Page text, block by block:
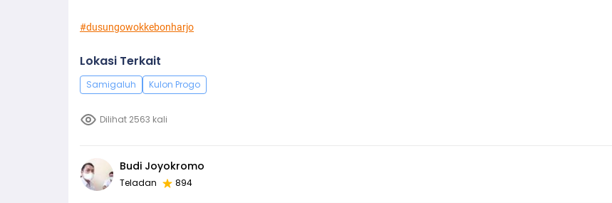
#dusungowokkebonharjo
Lokasi Terkait
Samigaluh Kulon Progo
Dilihat 2563 kali
Budi Joyokromo
Teladan 894